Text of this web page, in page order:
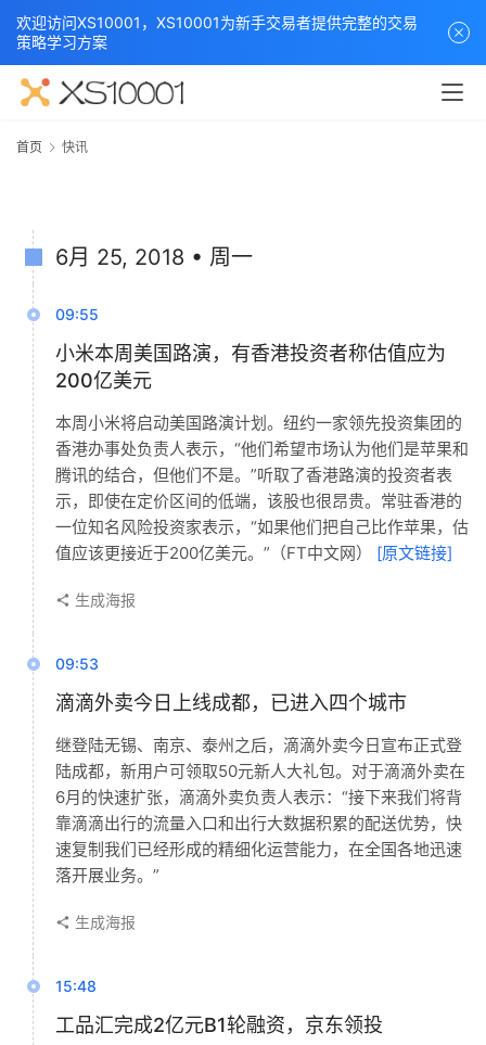
首页 快讯
6月 25, 2018 • 周一
09:55
小米本周美国路演，有香港投资者称估值应为
200亿美元
本周小米将启动美国路演计划。纽约一家领先投资集团的
香港办事处负责人表示，“他们希望市场认为他们是苹果和
腾讯的结合，但他们不是。”听取了香港路演的投资者表
示，即使在定价区间的低端，该股也很昂贵。常驻香港的
一位知名风险投资家表示，“如果他们把自己比作苹果，估
值应该更接近于200亿美元。”（FT中文网） [原文链接]
生成海报
09:53
滴滴外卖今日上线成都，已进入四个城市
继登陆无锡、南京、泰州之后，滴滴外卖今日宣布正式登
陆成都，新用户可领取50元新人大礼包。对于滴滴外卖在
6月的快速扩张，滴滴外卖负责人表示：“接下来我们将背
靠滴滴出行的流量入口和出行大数据积累的配送优势，快
速复制我们已经形成的精细化运营能力，在全国各地迅速
落开展业务。”
生成海报
5月 8, 2018 • 周二
15:48
工品汇完成2亿元B1轮融资，京东领投
欢迎访问XS10001，XS10001为新手交易者提供完整的交易
策略学习方案